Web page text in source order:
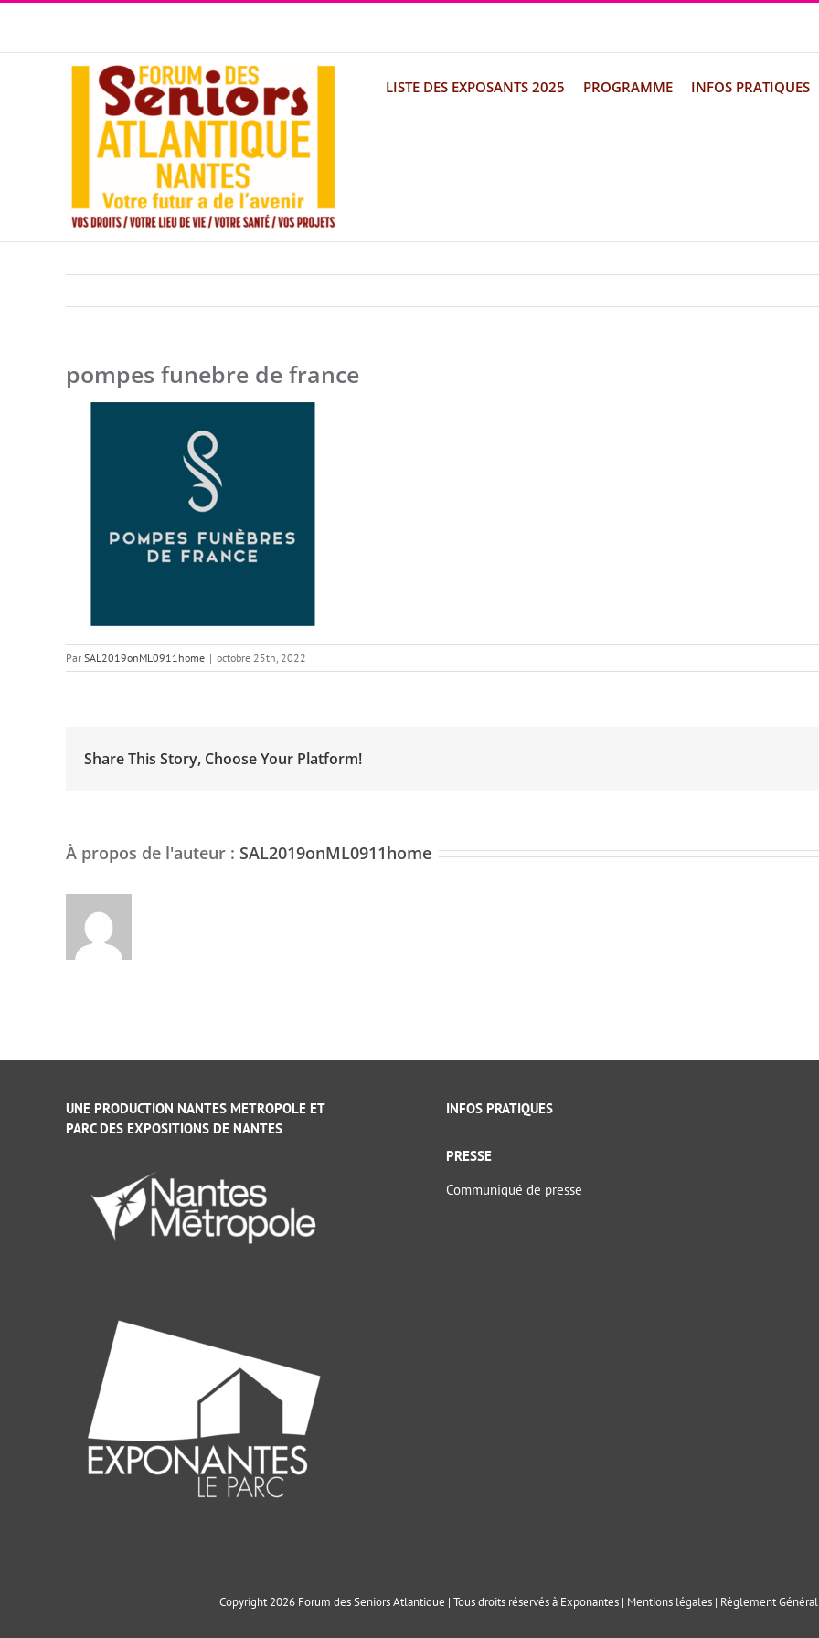
Passer
LISTE DES EXPOSANTS 2025 PROGRAMME INFOS PRATIQUES
pompes funebre de france
Par SAL2019onML0911home | octobre 25th, 2022
Share This Story, Choose Your Platform!
À propos de l'auteur : SAL2019onML0911home
UNE PRODUCTION NANTES METROPOLE ET
PARC DES EXPOSITIONS DE NANTES
INFOS PRATIQUES
PRESSE
Communiqué de presse
Copyright 2026 Forum des Seniors Atlantique | Tous droits réservés à Exponantes | Mentions légales | Règlement